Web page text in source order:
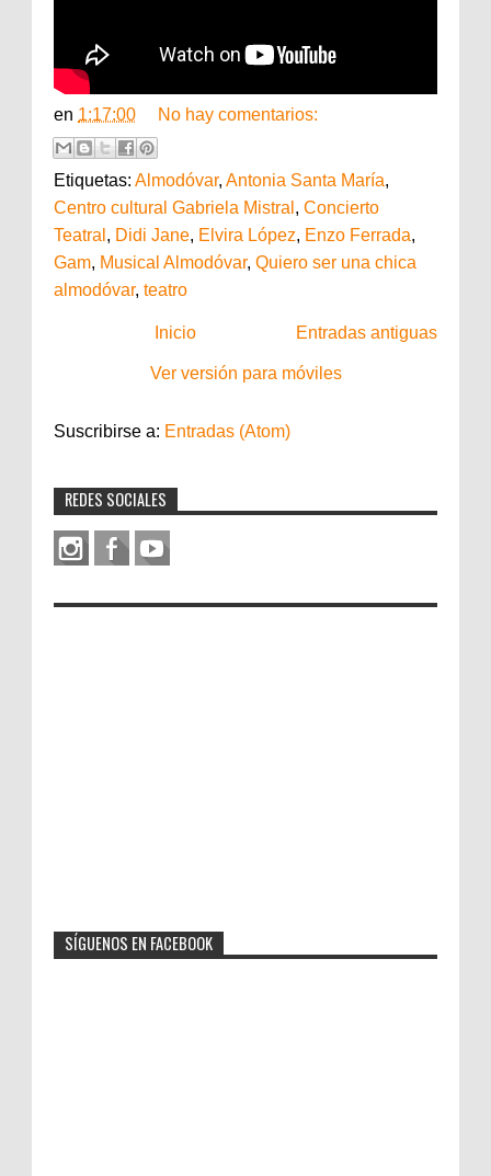
en 1:17:00 No hay comentarios:
Etiquetas: Almodóvar, Antonia Santa María,
Centro cultural Gabriela Mistral , Concierto
Teatral , Didi Jane, Elvira López, Enzo Ferrada,
Gam, Musical Almodóvar, Quiero ser una chica
almodóvar, teatro
Entradas antiguas
Inicio
Ver versión para móviles
Suscribirse a: Entradas (Atom)
REDES SOCIALES
SÍGUENOS EN FACEBOOK